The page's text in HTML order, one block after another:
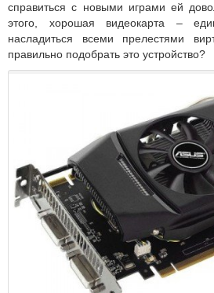
справиться с новыми играми ей
этого, хорошая видеокарта –
насладиться всеми прелестями
правильно подобрать это устройство?